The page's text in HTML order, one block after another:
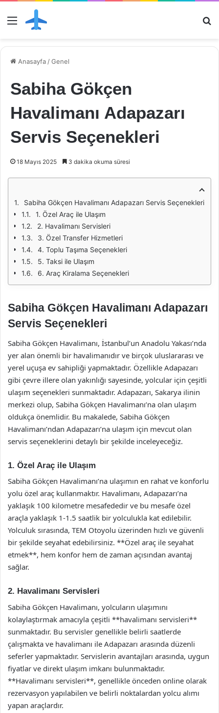
Menü
Anasayfa /Genel
Sabiha Gökçen
Havalimanı Adapazarı
Servis Seçenekleri
18 Mayıs 2025 3 dakika okuma süresi
Sabiha Gökçen Havalimanı Adapazarı Servis Seçenekleri
1. Özel Araç ile Ulaşım
2. Havalimanı Servisleri
3. Özel Transfer Hizmetleri
4. Toplu Taşıma Seçenekleri
5. Taksi ile Ulaşım
6. Araç Kiralama Seçenekleri
Sabiha Gökçen Havalimanı Adapazarı
Servis Seçenekleri
Sabiha Gökçen Havalimanı, İstanbul’un Anadolu Yakası’nda
yer alan önemli bir havalimanıdır ve birçok uluslararası ve
yerel uçuşa ev sahipliği yapmaktadır. Özellikle Adapazarı
gibi çevre illere olan yakınlığı sayesinde, yolcular için çeşitli
ulaşım seçenekleri sunmaktadır. Adapazarı, Sakarya ilinin
merkezi olup, Sabiha Gökçen Havalimanı’na olan ulaşım
oldukça önemlidir. Bu makalede, Sabiha Gökçen
Havalimanı’ndan Adapazarı’na ulaşım için mevcut olan
servis seçeneklerini detaylı bir şekilde inceleyeceğiz.
1. Özel Araç ile Ulaşım
Sabiha Gökçen Havalimanı’na ulaşımın en rahat ve konforlu
yolu özel araç kullanmaktır. Havalimanı, Adapazarı’na
yaklaşık 100 kilometre mesafededir ve bu mesafe özel
araçla yaklaşık 1-1.5 saatlik bir yolculukla kat edilebilir.
Yolculuk sırasında, TEM Otoyolu üzerinden hızlı ve güvenli
bir şekilde seyahat edebilirsiniz. **Özel araç ile seyahat
etmek**, hem konfor hem de zaman açısından avantaj
sağlar.
2. Havalimanı Servisleri
Sabiha Gökçen Havalimanı, yolcuların ulaşımını
kolaylaştırmak amacıyla çeşitli **havalimanı servisleri**
sunmaktadır. Bu servisler genellikle belirli saatlerde
çalışmakta ve havalimanı ile Adapazarı arasında düzenli
seferler yapmaktadır. Servislerin avantajları arasında, uygun
fiyatlar ve direkt ulaşım imkanı bulunmaktadır.
**Havalimanı servisleri**, genellikle önceden online olarak
rezervasyon yapılabilen ve belirli noktalardan yolcu alımı
yapan araçlardır.